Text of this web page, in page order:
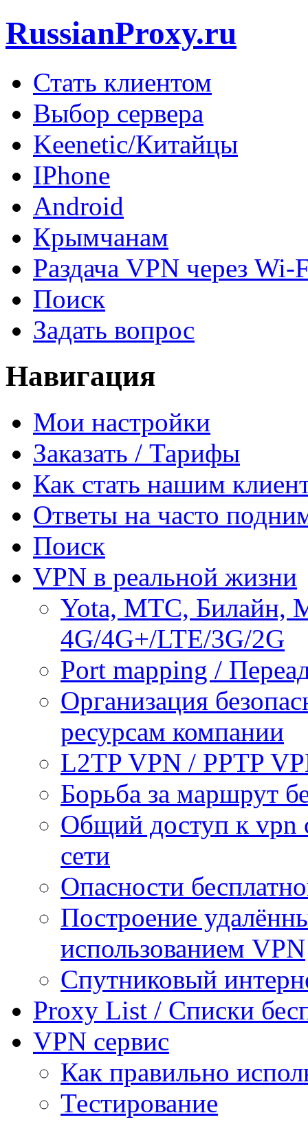
RussianProxy.ru
Стать клиентом
Выбор сервера
Keenetic/Китайцы
IPhone
Android
Крымчанам
Раздача VPN через Wi-
Поиск
Задать вопрос
Навигация
Мои настройки
Заказать / Тарифы
Как стать нашим
Ответы на часто
Поиск
VPN в реальной жизни
Yota, МТС, Билайн,
4G/4G+/LTE/3G/2G
Port mapping /
Организация
ресурсам компании
L2TP VPN / PPTP
Борьба за маршрут
Общий доступ к vpn
сети
Опасности
Построение
использованием VPN
Спутниковый
Proxy List / Списки
VPN сервис
Как правильно
Тестирование